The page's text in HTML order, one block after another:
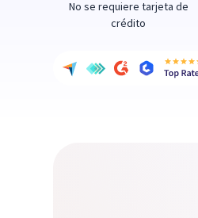
No se requiere tarjeta de
crédito